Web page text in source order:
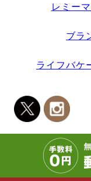
レミー
ブラ
ライフバケ